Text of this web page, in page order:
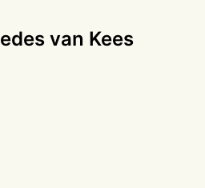
van Kees